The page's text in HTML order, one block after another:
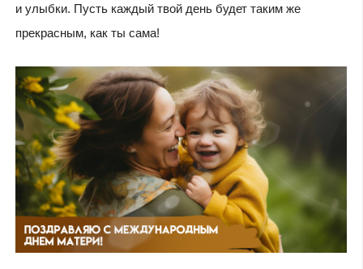
и улыбки. Пусть каждый твой день будет таким же
прекрасным, как ты сама!